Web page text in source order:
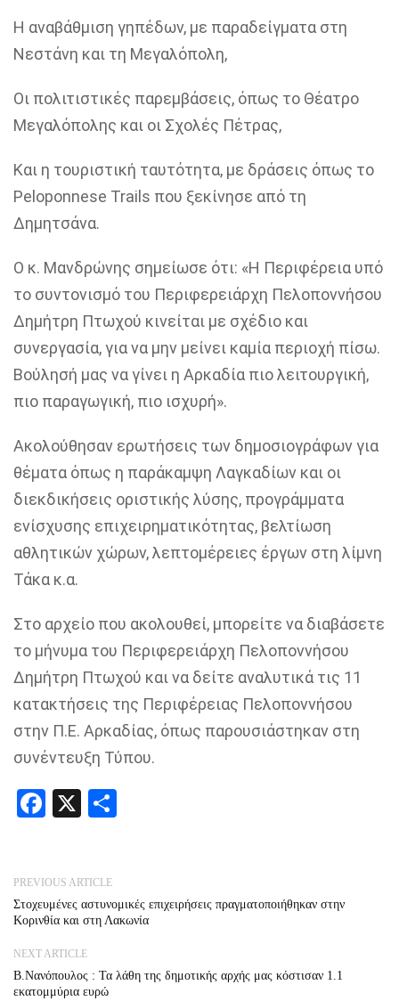
Η αναβάθμιση γηπέδων, με παραδείγματα στη
Νεστάνη και τη Μεγαλόπολη,
Οι πολιτιστικές παρεμβάσεις, όπως το Θέατρο
Μεγαλόπολης και οι Σχολές Πέτρας,
Και η τουριστική ταυτότητα, με δράσεις όπως το
Peloponnese Trails που ξεκίνησε από τη
Δημητσάνα.
Ο κ. Μανδρώνης σημείωσε ότι: «Η Περιφέρεια υπό
το συντονισμό του Περιφερειάρχη Πελοποννήσου
Δημήτρη Πτωχού κινείται με σχέδιο και
συνεργασία, για να μην μείνει καμία περιοχή πίσω.
Βούλησή μας να γίνει η Αρκαδία πιο λειτουργική,
πιο παραγωγική, πιο ισχυρή».
Ακολούθησαν ερωτήσεις των δημοσιογράφων για
θέματα όπως η παράκαμψη Λαγκαδίων και οι
διεκδικήσεις οριστικής λύσης, προγράμματα
ενίσχυσης επιχειρηματικότητας, βελτίωση
αθλητικών χώρων, λεπτομέρειες έργων στη λίμνη
Τάκα κ.α.
Στο αρχείο που ακολουθεί, μπορείτε να διαβάσετε
το μήνυμα του Περιφερειάρχη Πελοποννήσου
Δημήτρη Πτωχού και να δείτε αναλυτικά τις 11
κατακτήσεις της Περιφέρειας Πελοποννήσου
στην Π.Ε. Αρκαδίας, όπως παρουσιάστηκαν στη
συνέντευξη Τύπου.
Facebook
X
PREVIOUS ARTICLE
Στοχευμένες αστυνομικές επιχειρήσεις πραγματοποιήθηκαν στην
Κορινθία και στη Λακωνία
NEXT ARTICLE
Β.Νανόπουλος : Τα λάθη της δημοτικής αρχής μας κόστισαν 1.1
εκατομμύρια ευρώ